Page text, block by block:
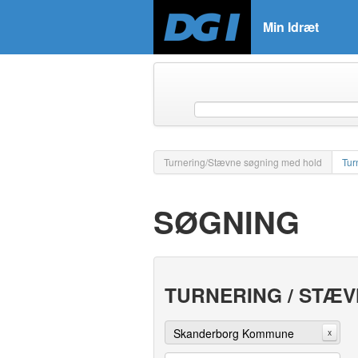
Min Idræt
Turnering/Stævne søgning med hold
SØGNING
TURNERING /
Skanderborg Kommune x